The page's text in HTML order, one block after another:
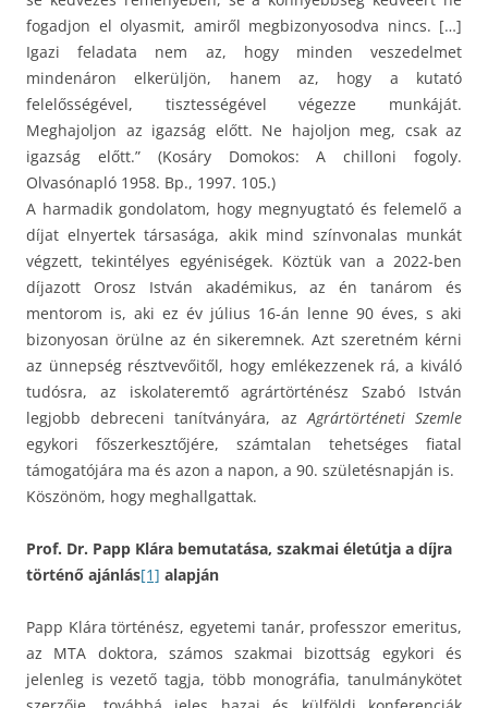
fogadjon el olyasmit, amiről megbizonyosodva nincs. […]
Igazi feladata nem az, hogy minden veszedelmet
mindenáron elkerüljön, hanem az, hogy a kutató
felelősségével, tisztességével végezze munkáját.
Meghajoljon az igazság előtt. Ne hajoljon meg, csak az
igazság előtt.” (Kosáry Domokos: A chilloni fogoly.
Olvasónapló 1958. Bp., 1997. 105.)
A harmadik gondolatom, hogy megnyugtató és felemelő a
díjat elnyertek társasága, akik mind színvonalas munkát
végzett, tekintélyes egyéniségek. Köztük van a 2022-ben
díjazott Orosz István akadémikus, az én tanárom és
mentorom is, aki ez év július 16-án lenne 90 éves, s aki
bizonyosan örülne az én sikeremnek. Azt szeretném kérni
az ünnepség résztvevőitől, hogy emlékezzenek rá, a kiváló
tudósra, az iskolateremtő agrártörténész Szabó István
legjobb debreceni tanítványára, azAgrártörténeti Szemle
egykori főszerkesztőjére, számtalan tehetséges fiatal
támogatójára ma és azon a napon, a 90. születésnapján is.
Köszönöm, hogy meghallgattak.
Prof. Dr. Papp Klára bemutatása, szakmai életútja a díjra
történő ajánlás[1] alapján
Papp Klára történész, egyetemi tanár, professzor emeritus,
az MTA doktora, számos szakmai bizottság egykori és
jelenleg is vezető tagja, több monográfia, tanulmánykötet